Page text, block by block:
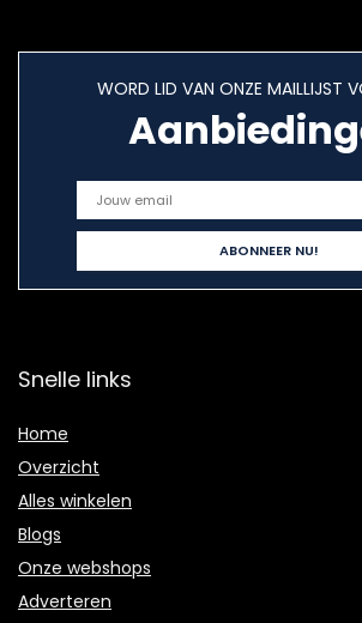
WORD LID VAN ONZE MAILLIJST
Snelle links
Home
Overzicht
Alles winkelen
Blogs
Onze webshops
Adverteren